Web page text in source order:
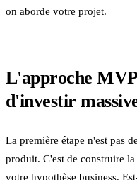
on aborde votre projet.
L'approche
d'investir
La première étape n'est pas
produit. C'est de construire
votre hypothèse business.